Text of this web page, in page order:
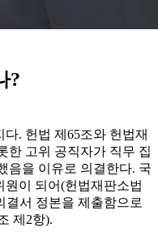
?
. 헌법 제65조와 헌법재
한 고위 공직자가 직무 집
음을 이유로 의결한다. 국
이 되어(헌법재판소법
결서 정본을 제출함으로
제2항).